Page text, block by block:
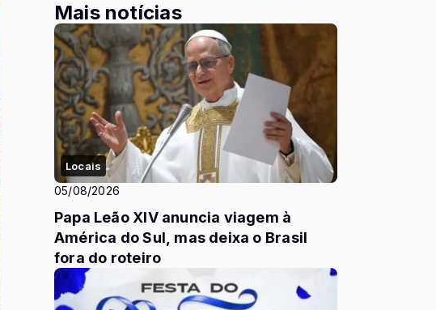
Mais notícias
Locais
05/08/2026
Papa Leão XIV anuncia viagem à
América do Sul, mas deixa o Brasil
fora do roteiro